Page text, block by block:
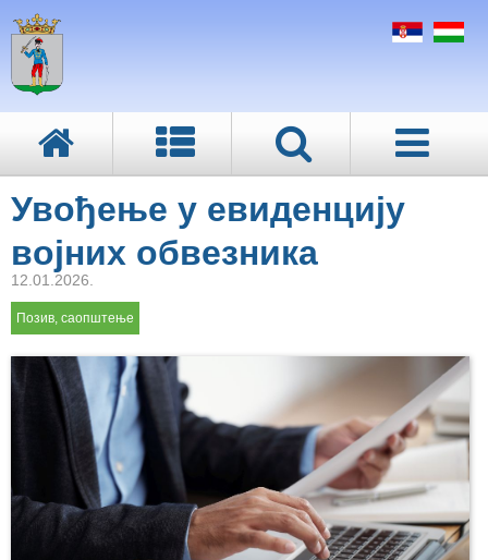
Увођење у евиденцију
војних обвезника
12.01.2026.
Позив, саопштење